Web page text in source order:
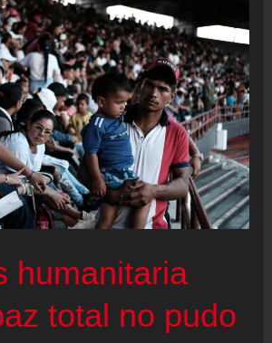
humanitaria
total no pudo